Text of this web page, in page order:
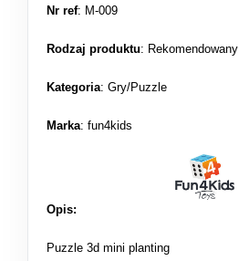
Nr ref: M-009
Rodzaj produktu: Rekomendowany
Kategoria: Gry/Puzzle
Marka: fun4kids
Opis:
Puzzle 3d mini planting